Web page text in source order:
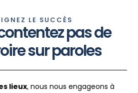
LE SUCCÈS
pas de
sur paroles
lieux, nous nous engageons à